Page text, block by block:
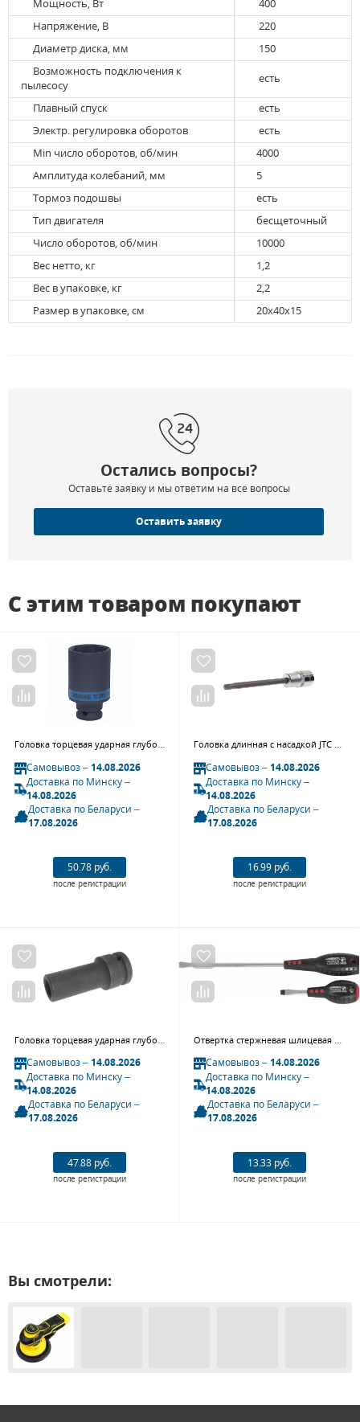
Мощность, Вт
400
Напряжение, В
220
Диаметр диска, мм
150
Возможность подключения к
пылесосу
есть
Плавный спуск
есть
Электр. регулировка оборотов
есть
Min число оборотов, об/мин
4000
Амплитуда колебаний, мм
5
Тормоз подошвы
есть
Тип двигателя
бесщеточный
Число оборотов, об/мин
10000
Вес нетто, кг
1,2
Вес в упаковке, кг
2,2
Размер в упаковке, см
20х40х15
Остались вопросы?
Оставьте заявку и мы ответим на все вопросы
Оставить заявку
С этим товаром покупают
Головка торцевая ударная глубокая шестигранная 1/2", 36 мм KING TONY 443536M
Самовывоз –14.08.2026
Доставка по Минску –
14.08.2026
Доставка по Беларуси –
17.08.2026
50.78 руб.
после регистрации
Головка длинная с насадкой JTC 45706120 (1/2"хM6, L=120 мм)
Самовывоз –14.08.2026
Доставка по Минску –
14.08.2026
Доставка по Беларуси –
17.08.2026
16.99 руб.
после регистрации
Самовывоз –14.08.2026
Доставка по Минску –
14.08.2026
Доставка по Беларуси –
17.08.2026
47.88 руб.
после регистрации
Самовывоз –14.08.2026
Доставка по Минску –
14.08.2026
Доставка по Беларуси –
17.08.2026
13.33 руб.
после регистрации
Вы смотрели: